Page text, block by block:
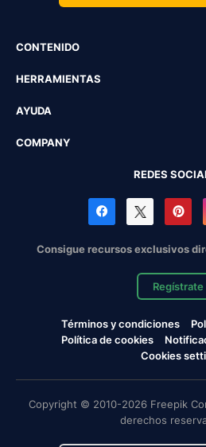
CONTENIDO
HERRAMIENTAS
AYUDA
COMPANY
REDES
Consigue recursos exclusivos
Regístrate
Términos y condiciones
Política de cookies
Cookies
Copyright © 2010-2026 Freepik
derechos